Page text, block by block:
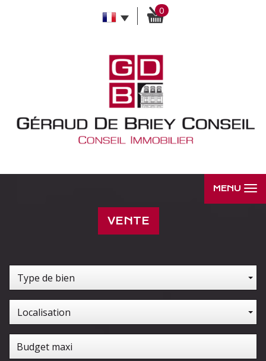
0
MENU
VENTE
Type de bien
Localisation